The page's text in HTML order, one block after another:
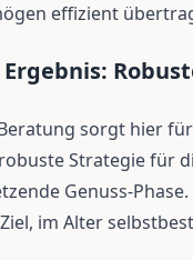
effizient
Ergebnis:
sorgt hier
Strategie für
Genuss-
im Alter